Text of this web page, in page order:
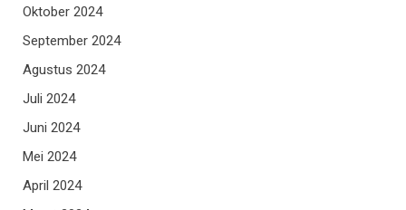
Oktober 2024
September 2024
Agustus 2024
Juli 2024
Juni 2024
Mei 2024
April 2024